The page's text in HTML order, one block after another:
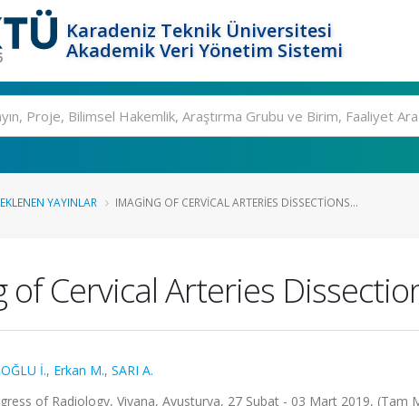
Karadeniz Teknik Üniversitesi
Akademik Veri Yönetim Sistemi
YAYINLAR IMAGING OF CERVICAL ARTERIES DISSECTIONS...
of Cervical Arteries
İ., Erkan M., SARI A.
of Radiology, Viyana, Avusturya, 27 Şubat - 03 Mart 2019, (Tam